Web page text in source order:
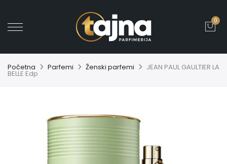
0
Početna Parfemi Ženski parfemi JEAN PAUL GAULTIER LA
BELLE Edp